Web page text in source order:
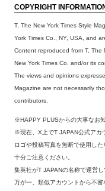
COPYRIGHT
T, The New York Times Style
York Times Co., NY, USA, and
Content reproduced from T, The
New York Times Co. and/or its
The views and opinions
Magazine are not necessarily
contributors.
※HAPPY PLUSからの大事なお
※現在、X上でT JAPAN公式アカ
ロゴや投稿写真を無断で使用し
十分ご注意ください。
集英社がT JAPANの名称で運営
万が一、類似アカウントから不